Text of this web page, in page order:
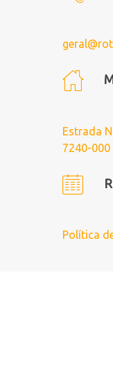
Estrada
7240-
Política